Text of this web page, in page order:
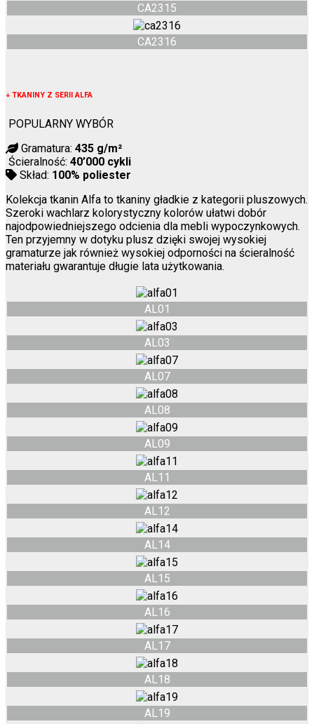
CA2315
CA2316
↓ TKANINY Z SERII ALFA
POPULARNY WYBÓR
Gramatura: 435 g/m²
Ścieralność: 40’000 cykli
Skład: 100% poliester
Kolekcja tkanin Alfa to tkaniny gładkie z kategorii pluszowych.
Szeroki wachlarz kolorystyczny kolorów ułatwi dobór
najodpowiedniejszego odcienia dla mebli wypoczynkowych.
Ten przyjemny w dotyku plusz dzięki swojej wysokiej
gramaturze jak również wysokiej odporności na ścieralność
materiału gwarantuje długie lata użytkowania.
AL01
AL03
AL07
AL08
AL09
AL11
AL12
AL14
AL15
AL16
AL17
AL18
AL19